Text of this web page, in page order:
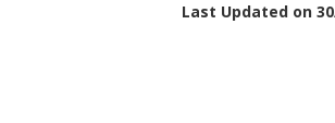
Last Updated on